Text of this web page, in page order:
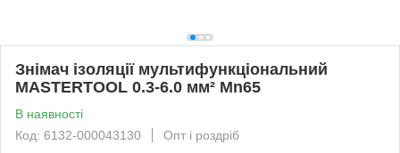
Знімач ізоляції мультифункціональний
MASTERTOOL 0.3-6.0 мм² Mn65
В наявності
Код: 6132-000043130
Опт і роздріб